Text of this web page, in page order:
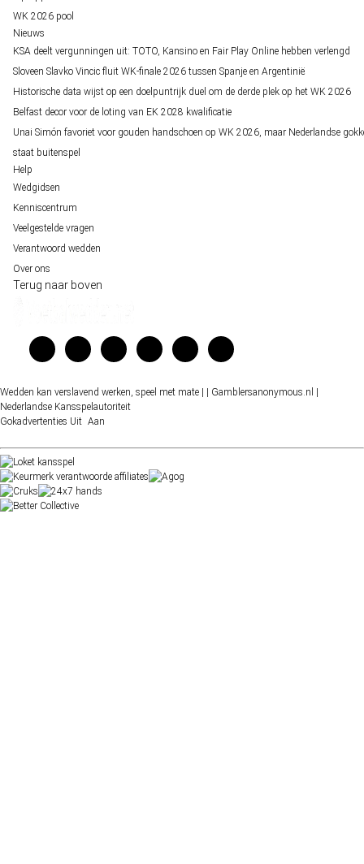
WK 2026 pool
Nieuws
KSA deelt vergunningen uit: TOTO, Kansino en Fair Play Online hebben verlengd
Sloveen Slavko Vincic fluit WK-finale 2026 tussen Spanje en Argentinië
Historische data wijst op een doelpuntrijk duel om de derde plek op het WK 2026
Belfast decor voor de loting van EK 2028 kwalificatie
Unai Simón favoriet voor gouden handschoen op WK 2026, maar Nederlandse
staat buitenspel
Help
Wedgidsen
Kenniscentrum
Veelgestelde vragen
Verantwoord wedden
Over ons
Terug naar boven
Wedden kan verslavend werken, speel met mate | | Gamblersanonymous.nl |
Nederlandse Kansspelautoriteit
Gokadvertenties Uit Aan